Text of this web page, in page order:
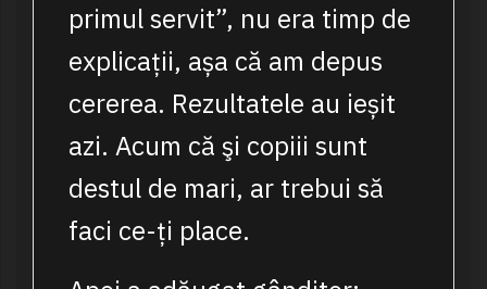
primul servit”, nu era timp de
explicații, așa că am depus
cererea. Rezultatele au ieșit
azi. Acum că şi copiii sunt
destul de mari, ar trebui să
faci ce-ți place.